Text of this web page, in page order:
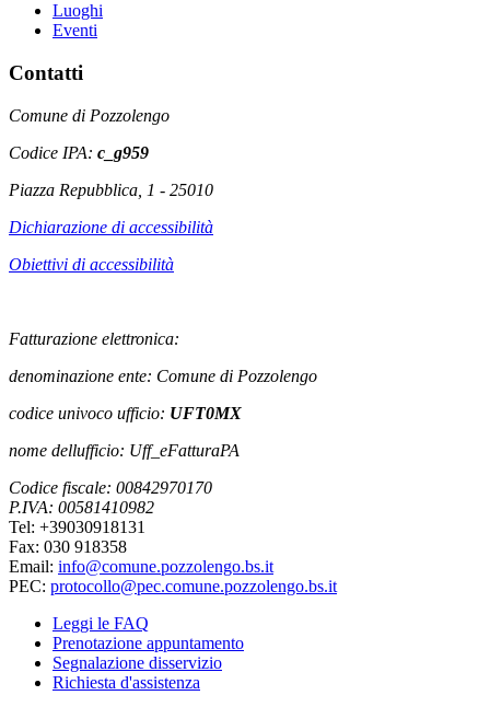
Luoghi
Eventi
Contatti
Comune di Pozzolengo
Codice IPA: c_g959
Piazza Repubblica, 1 - 25010
Dichiarazione di accessibilità
Obiettivi di accessibilità
Fatturazione elettronica:
denominazione ente: Comune di Pozzolengo
codice univoco ufficio: UFT0MX
nome dellufficio: Uff_eFatturaPA
Codice fiscale: 00842970170
P.IVA: 00581410982
Tel: +39030918131
Fax: 030 918358
Email: info@comune.pozzolengo.bs.it
PEC: protocollo@pec.comune.pozzolengo.bs.it
Leggi le FAQ
Prenotazione appuntamento
Segnalazione disservizio
Richiesta d'assistenza